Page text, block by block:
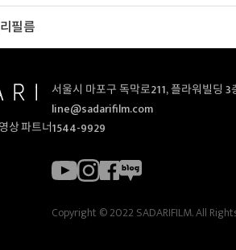
필름
상 파트너
서울시 마포구 독막로211, 플라워빌딩 3
line@sadarifilm.com
1544-9929
Copyright © 2022 SADARIFILM. All